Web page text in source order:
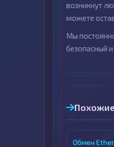
возникнут
можете
Мы
безопасный
Обмен